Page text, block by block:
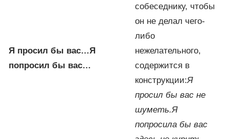
Я просил бы вас…Я
попросил бы вас…
собеседнику, чтобы
он не делал чего-
либо
нежелательного,
содержится в
конструкции:Я
просил бы вас не
шуметь.Я
попросила бы вас